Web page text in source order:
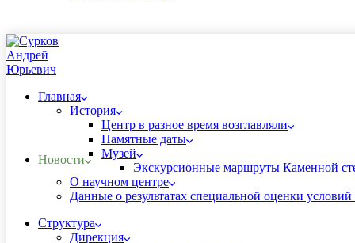
Главная
История
Центр в разное время возглавляли
Памятные даты
Музей
Экскурсионные маршруты Каменной
О научном центре
Данные о результатах специальной оценки условий
Новости
Структура
Дирекция